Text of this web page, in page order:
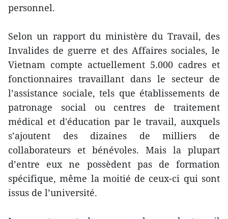
personnel.
Selon un rapport du ministère du Travail, des
Invalides de guerre et des Affaires sociales, le
Vietnam compte actuellement 5.000 cadres et
fonctionnaires travaillant dans le secteur de
l’assistance sociale, tels que établissements de
patronage social ou centres de traitement
médical et d'éducation par le travail, auxquels
s’ajoutent des dizaines de milliers de
collaborateurs et bénévoles. Mais la plupart
d’entre eux ne possèdent pas de formation
spécifique, même la moitié de ceux-ci qui sont
issus de l’université.